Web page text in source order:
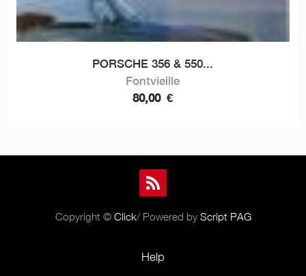
PORSCHE 356 & 550...
Fontvieille
80,00 €
Copyright © Click/ Powered by Script PAG
Help